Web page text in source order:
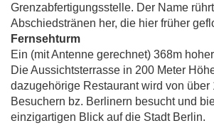
Grenzabfertigungsstelle. Der Name
Abschiedstränen her, die hier früher
Fernsehturm
Ein (mit Antenne gerechnet) 368m
Die Aussichtsterrasse in 200 Meter
dazugehörige Restaurant wird von über
Besuchern bz. Berlinern besucht und
einzigartigen Blick auf die Stadt Berlin.